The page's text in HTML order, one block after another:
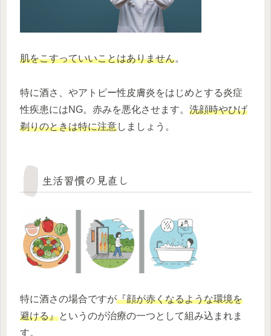
肌をこすっていいことはありません。
特に酒さ、やアトピー性皮膚炎をはじめとする炎症
性疾患にはNG。赤みを悪化させます。 洗顔時やひげ
剃りのときは特に注意しましょう。
生活習慣の見直し
特に酒さの場合ですが『顔が赤くなるような環境を
避ける』というのが治療の一つとして組み込まれま
す。